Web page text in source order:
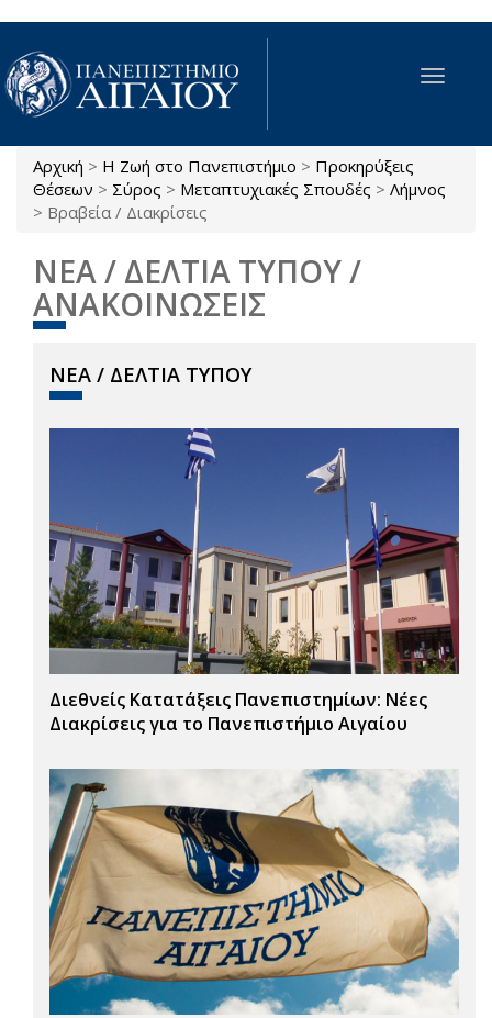
Παράκαμψη προς το κυρίως περιεχόμενο
Toggle
Είστε εδώ
Αρχική > Η Ζωή στο Πανεπιστήμιο > Προκηρύξεις
Θέσεων > Σύρος > Μεταπτυχιακές Σπουδές > Λήμνος
> Βραβεία / Διακρίσεις
ΝΕΑ / ΔΕΛΤΙΑ ΤΥΠΟΥ /
ΑΝΑΚΟΙΝΩΣΕΙΣ
ΝΕΑ / ΔΕΛΤΙΑ ΤΥΠΟΥ
Διεθνείς Κατατάξεις Πανεπιστημίων: Νέες
Διακρίσεις για το Πανεπιστήμιο Αιγαίου